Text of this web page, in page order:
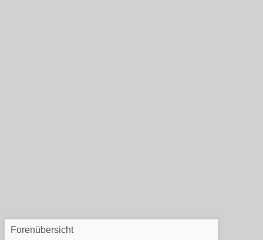
Forenübersicht